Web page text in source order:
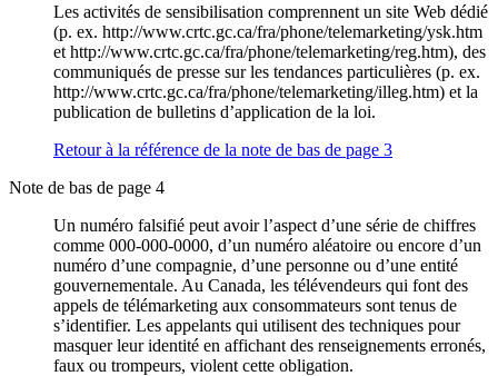
Les activités de sensibilisation comprennent un site Web dédié
(p. ex. http://www.crtc.gc.ca/fra/phone/telemarketing/ysk.htm
et http://www.crtc.gc.ca/fra/phone/telemarketing/reg.htm), des
communiqués de presse sur les tendances particulières (p. ex.
http://www.crtc.gc.ca/fra/phone/telemarketing/illeg.htm) et la
publication de bulletins d’application de la loi.
Retour à la référence de la note de bas de page 3
Note de bas de page 4
Un numéro falsifié peut avoir l’aspect d’une série de chiffres
comme 000-000-0000, d’un numéro aléatoire ou encore d’un
numéro d’une compagnie, d’une personne ou d’une entité
gouvernementale. Au Canada, les télévendeurs qui font des
appels de télémarketing aux consommateurs sont tenus de
s’identifier. Les appelants qui utilisent des techniques pour
masquer leur identité en affichant des renseignements erronés,
faux ou trompeurs, violent cette obligation.